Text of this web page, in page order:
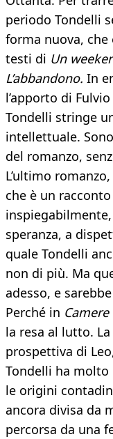
periodo Tondelli
forma nuova,
testi di Un
L’abbandono. In
l’apporto di
Tondelli stringe
intellettuale.
del romanzo,
L’ultimo
che è un
speranza, a
quale Tondelli
non di più. Ma
adesso, e
Perché in
la resa al lutto.
prospettiva di
Tondelli ha
le origini
ancora divisa da
percorsa da una